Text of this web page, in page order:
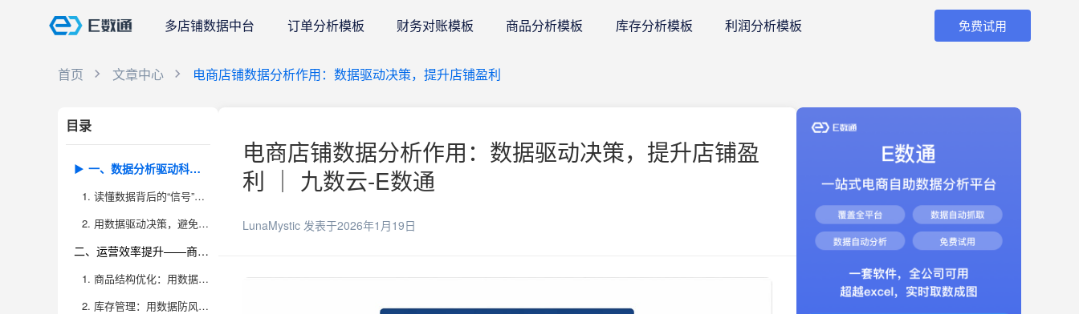
多店铺数据中台 订单分析模板 财务对账模板 商品分析模板 库存分析模板 利润分析模板 免费试用
首页 文章中心 电商店铺数据分析作用：数据驱动决策，提升店铺盈利
目录
一、数据分析驱动科学决策——看懂数据，才能抓住商机
1. 读懂数据背后的“信号”，发现增长新机遇
2. 用数据驱动决策，避免主观偏见和经验误区
二、运营效率提升——商品结构与库存管理的精细化变革
1. 商品结构优化：用数据找爆品、清库存
2. 库存管理：用数据防风险，提升资金利用率
电商店铺数据分析作用：数据驱动决策，提升店铺盈
利 ｜ 九数云-E数通
LunaMystic 发表于2026年1月19日